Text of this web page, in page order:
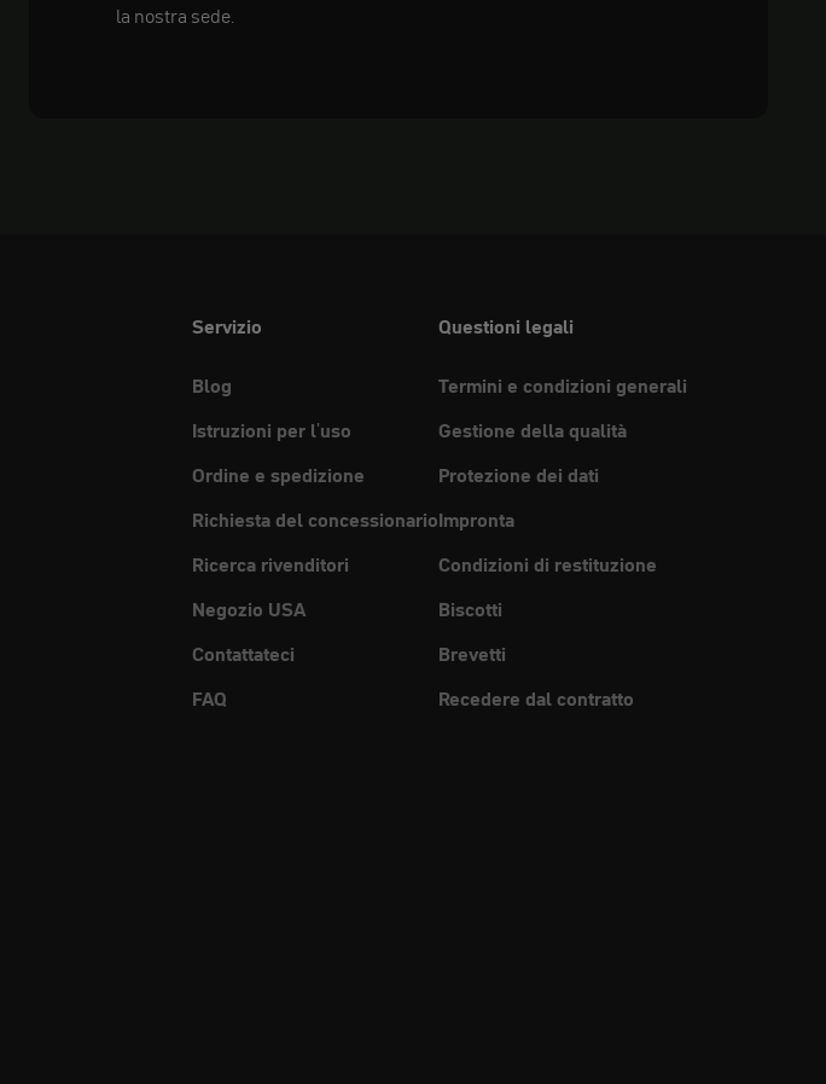
la nostra sede.
Servizio
Blog
Istruzioni per l'uso
Ordine e spedizione
Richiesta del concessionario
Ricerca rivenditori
Negozio USA
Contattateci
FAQ
Questioni legali
Termini e condizioni generali
Gestione della qualità
Protezione dei dati
Impronta
Condizioni di restituzione
Biscotti
Brevetti
Recedere dal contratto